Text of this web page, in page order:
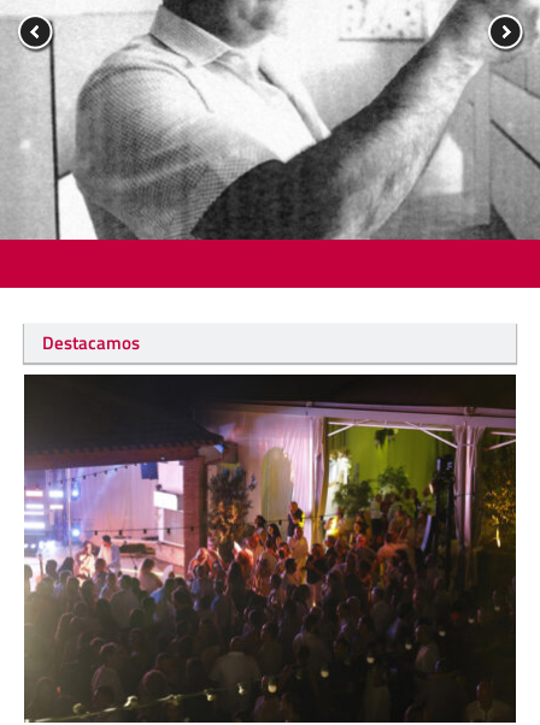
Destacamos